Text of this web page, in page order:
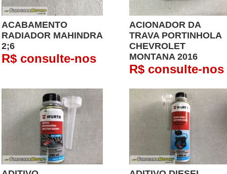
ACABAMENTO
RADIADOR MAHINDRA
2;6
R$ consulte-nos
ACIONADOR DA
TRAVA PORTINHOLA
CHEVROLET
MONTANA 2016
R$ consulte-nos